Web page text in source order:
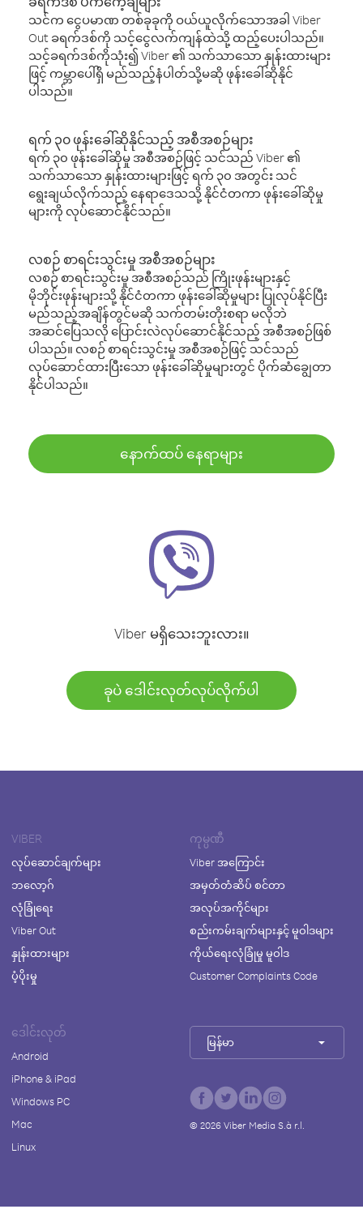
သင်က ငွေပမာဏ တစ်ခုခုကို ဝယ်ယူလိုက်သောအခါ Viber
Out ခရက်ဒစ်ကို သင့်ငွေလက်ကျန်ထဲသို့ ထည့်ပေးပါသည်။
သင့်ခရက်ဒစ်ကိုသုံး၍ Viber ၏ သက်သာသော နှုန်းထားများ
ဖြင့် ကမ္ဘာပေါ်ရှိ မည်သည့်နံပါတ်သို့မဆို ဖုန်းခေါ်ဆိုနိုင်
ပါသည်။
ရက် ၃၀ ဖုန်းခေါ်ဆိုနိုင်သည့် အစီအစဉ်များ
ရက် ၃၀ ဖုန်းခေါ်ဆိုမှု အစီအစဉ်ဖြင့် သင်သည် Viber ၏
သက်သာသော နှုန်းထားများဖြင့် ရက် ၃၀ အတွင်း သင်
ရွေးချယ်လိုက်သည့် နေရာဒေသသို့ နိုင်ငံတကာ ဖုန်းခေါ်ဆိုမှု
များကို လုပ်ဆောင်နိုင်သည်။
လစဉ် စာရင်းသွင်းမှု အစီအစဉ်များ
လစဉ် စာရင်းသွင်းမှု အစီအစဉ်သည် ကြိုးဖုန်းများနှင့်
မိုဘိုင်းဖုန်းများသို့ နိုင်ငံတကာ ဖုန်းခေါ်ဆိုမှုများ ပြုလုပ်နိုင်ပြီး
မည်သည့်အချိန်တွင်မဆို သက်တမ်းတိုးစရာ မလိုဘဲ
အဆင်ပြေသလို ပြောင်းလဲလုပ်ဆောင်နိုင်သည့် အစီအစဉ်ဖြစ်
ပါသည်။ လစဉ် စာရင်းသွင်းမှု အစီအစဉ်ဖြင့် သင်သည်
လုပ်ဆောင်ထားပြီးသော ဖုန်းခေါ်ဆိုမှုများတွင် ပိုက်ဆံချွေတာ
နိုင်ပါသည်။
နောက်ထပ် နေရာများ
Viber မရှိသေးဘူးလား။
ခုပဲ ဒေါင်းလုတ်လုပ်လိုက်ပါ
VIBER
လုပ်ဆောင်ချက်များ
ဘလော့ဂ်
လုံခြုံရေး
Viber Out
နှုန်းထားများ
ပံ့ပိုးမှု
ကုမ္ပဏီ
Viber အကြောင်း
အမှတ်တံဆိပ် စင်တာ
အလုပ်အကိုင်များ
စည်းကမ်းချက်များနှင့် မူဝါဒများ
ကိုယ်ရေးလုံခြုံမှု မူဝါဒ
Customer Complaints Code
ဒေါင်းလုတ်
Android
iPhone & iPad
Windows PC
Mac
Linux
မြန်မာ
© 2026Viber Media S.à r.l.